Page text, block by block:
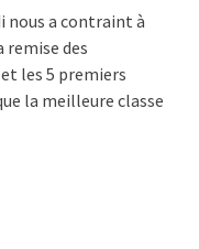
nous a contraint à
remise des
les 5 premiers
la meilleure classe